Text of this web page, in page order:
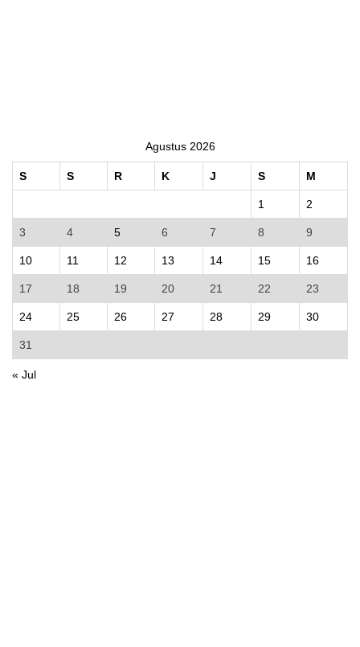
Agustus 2026
S S R K J S M
1 2
3 4 5 6 7 8 9
10 11 12 13 14 15 16
17 18 19 20 21 22 23
24 25 26 27 28 29 30
31
« Jul